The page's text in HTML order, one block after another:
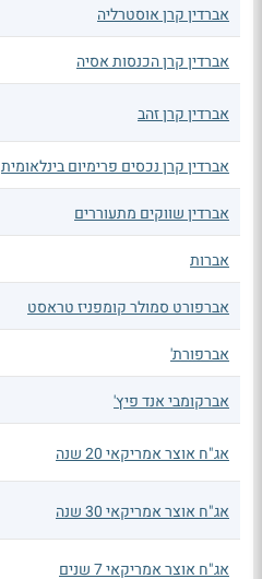
אברדין קרן אוסטרליה
אברדין קרן הכנסות אסיה
אברדין קרן זהב
אברדין קרן נכסים פרימיום בינלאומית
אברדין שווקים מתעוררים
אברות
אברפורט סמולר קומפניז טראסט
אברפורת'
אברקומבי אנד פיץ'
אג"ח אוצר אמריקאי 20 שנה
אג"ח אוצר אמריקאי 30 שנה
אג"ח אוצר אמריקאי 7 שנים